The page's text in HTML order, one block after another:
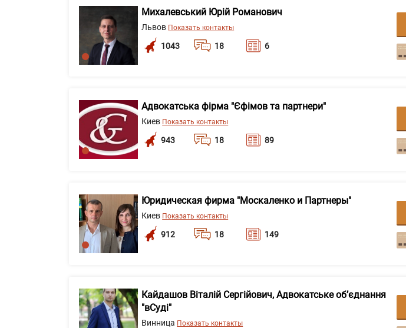
Михалевський Юрій Романович
Львов Показать контакты
1043 18 6
Адвокатська фірма "Єфімов та партнери"
Киев Показать контакты
943 18 89
Юридическая фирма "Москаленко и Партнеры"
Киев Показать контакты
912 18 149
Кайдашов Віталій Сергійович, Адвокатське об’єднання
"вСуді"
Винница Показать контакты